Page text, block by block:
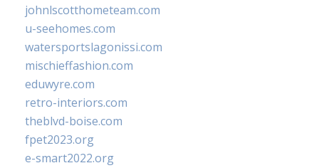
johnlscotthometeam.com
u-seehomes.com
watersportslagonissi.com
mischieffashion.com
eduwyre.com
retro-interiors.com
theblvd-boise.com
fpet2023.org
e-smart2022.org